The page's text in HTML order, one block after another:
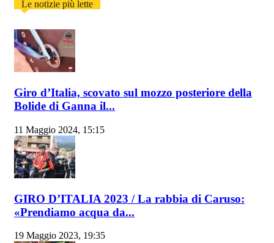
Le notizie più lette
Giro d’Italia, scovato sul mozzo posteriore della
Bolide di Ganna il...
11 Maggio 2024, 15:15
GIRO D’ITALIA 2023 / La rabbia di Caruso:
«Prendiamo acqua da...
19 Maggio 2023, 19:35